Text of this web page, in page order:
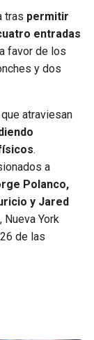
tras permitir
entradas
favor de los
y dos
atraviesan
.
a
Polanco,
y Jared
Nueva York
de las